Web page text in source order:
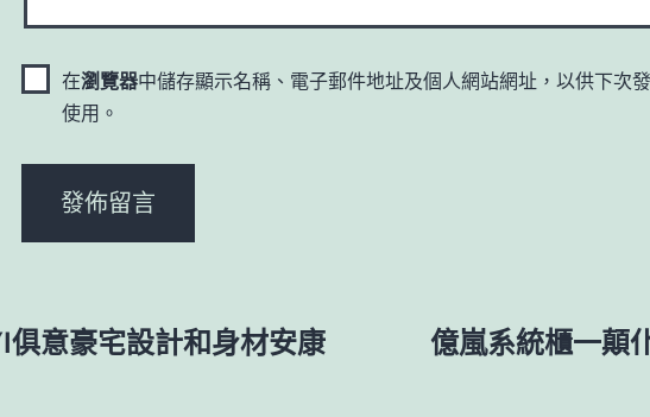
在瀏覽器中儲存顯示名稱、電子郵件地址及個人網站網址，以供下次
使用。
意豪宅設計和身材安康
億嵐系統櫃一顛